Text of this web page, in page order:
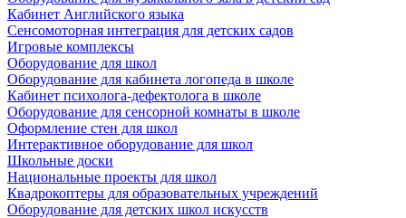
Кабинет Английского языка
Сенсомоторная интеграция для детских садов
Игровые комплексы
Оборудование для школ
Оборудование для кабинета логопеда в школе
Кабинет психолога-дефектолога в школе
Оборудование для сенсорной комнаты в школе
Оформление стен для школ
Интерактивное оборудование для школ
Школьные доски
Национальные проекты для школ
Квадрокоптеры для образовательных учреждений
Оборудование для детских школ искусств